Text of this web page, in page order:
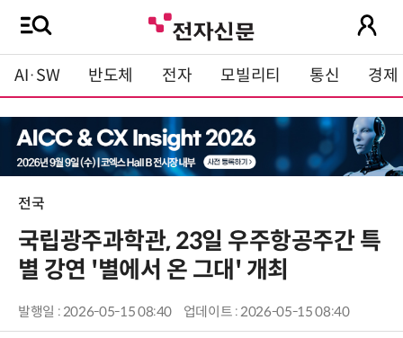
AI·SW 반도체 전자 모빌리티 통신 경제
전국
국립광주과학관, 23일 우주항공주간 특
별 강연 '별에서 온 그대' 개최
발행일 : 2026-05-15 08:40 업데이트 : 2026-05-15 08:40